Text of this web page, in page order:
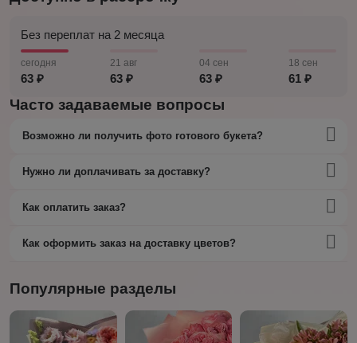
Без переплат на 2 месяца
сегодня
63 ₽
21 авг
63 ₽
04 сен
63 ₽
18 сен
61 ₽
Часто задаваемые вопросы
Возможно ли получить фото готового букета?
Нужно ли доплачивать за доставку?
Как оплатить заказ?
Как оформить заказ на доставку цветов?
Популярные разделы